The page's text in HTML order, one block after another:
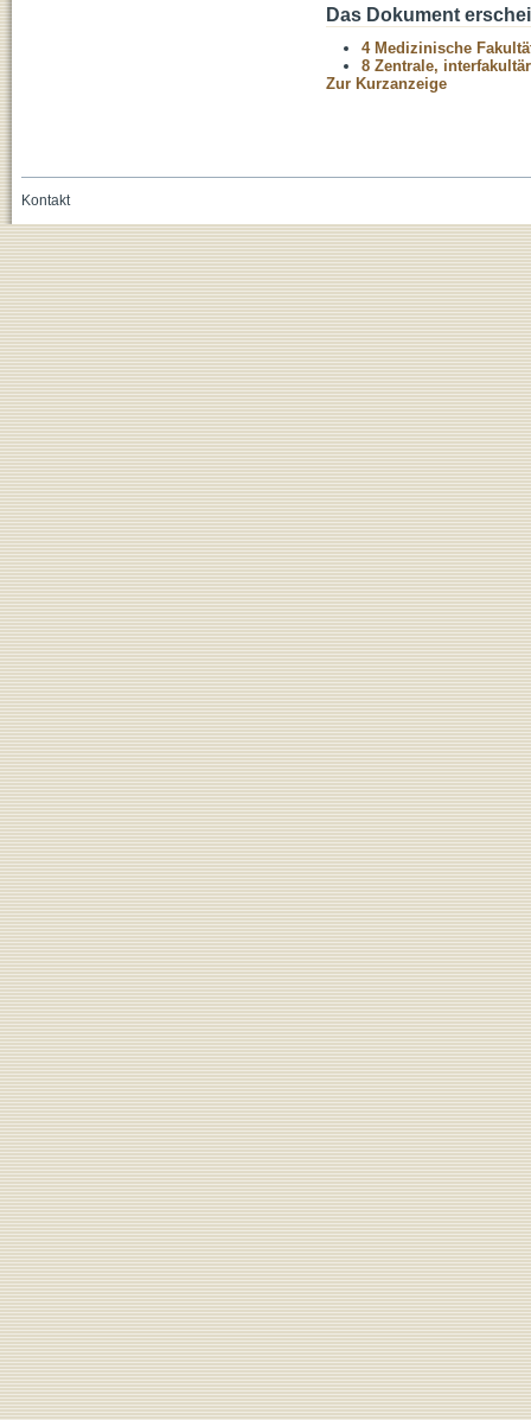
Das Dokument
4 Medizinische
8 Zentrale,
Zur Kurzanzeige
Kontakt